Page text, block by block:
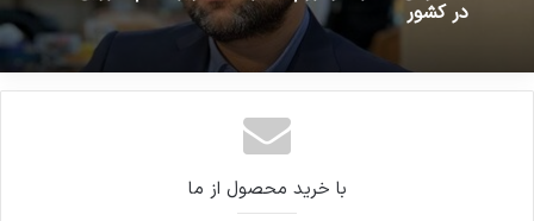
بالا بودن مصرف و لزوم مدیریت تجویز اقلام دارویی
در راستای تداوم تامین داروی مورد نیاز کشور در
شرایط جاری، شرکت البرز بالک همچنان در کنار
شماست
با خرید محصول از ما